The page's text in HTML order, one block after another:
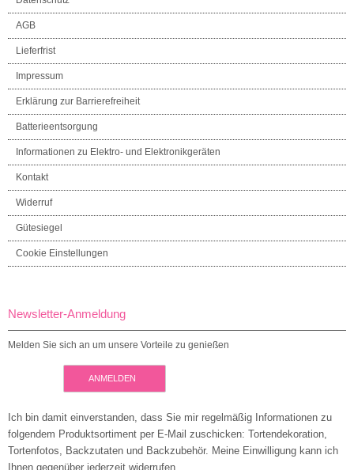
AGB
Lieferfrist
Impressum
Erklärung zur Barrierefreiheit
Batterieentsorgung
Informationen zu Elektro- und Elektronikgeräten
Kontakt
Widerruf
Gütesiegel
Cookie Einstellungen
Newsletter-Anmeldung
Melden Sie sich an um unsere Vorteile zu genießen
ANMELDEN
Ich bin damit einverstanden, dass Sie mir regelmäßig Informationen zu
folgendem Produktsortiment per E-Mail zuschicken: Tortendekoration,
Tortenfotos, Backzutaten und Backzubehör. Meine Einwilligung kann ich
Ihnen gegenüber jederzeit widerrufen.